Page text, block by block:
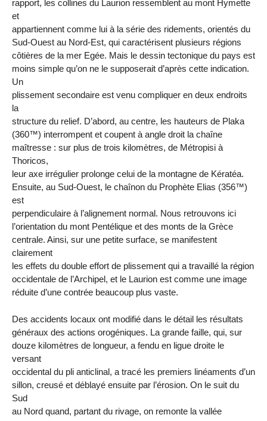
rapport, les collines du Laurion ressemblent au mont Hymette
et
appartiennent comme lui à la série des ridements, orientés du
Sud-Ouest au Nord-Est, qui caractérisent plusieurs régions
côtières de la mer Egée. Mais le dessin tectonique du pays est
moins simple qu’on ne le supposerait d’après cette indication.
Un
plissement secondaire est venu compliquer en deux endroits
la
structure du relief. D’abord, au centre, les hauteurs de Plaka
(360™) interrompent et coupent à angle droit la chaîne
maîtresse : sur plus de trois kilomètres, de Métropisi à
Thoricos,
leur axe irrégulier prolonge celui de la montagne de Kératéa.
Ensuite, au Sud-Ouest, le chaînon du Prophète Elias (356™)
est
perpendiculaire à l’alignement normal. Nous retrouvons ici
l’orientation du mont Pentélique et des monts de la Grèce
centrale. Ainsi, sur une petite surface, se manifestent
clairement
les effets du double effort de plissement qui a travaillé la région
occidentale de l’Archipel, et le Laurion est comme une image
réduite d’une contrée beaucoup plus vaste.
Des accidents locaux ont modifié dans le détail les résultats
généraux des actions orogéniques. La grande faille, qui, sur
douze kilomètres de longueur, a fendu en ligue droite le
versant
occidental du pli anticlinal, a tracé les premiers linéaments d’un
sillon, creusé et déblayé ensuite par l’érosion. On le suit du
Sud
au Nord quand, partant du rivage, on remonte la vallée